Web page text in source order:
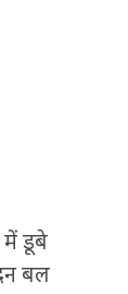
में डूबे
बल